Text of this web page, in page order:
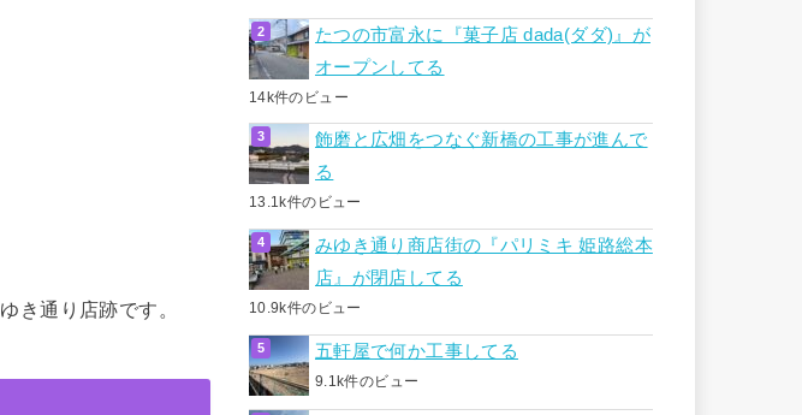
ゆき通り店跡です。
たつの市富永に『菓子店 dada(ダダ)』が
オープンしてる
14k件のビュー
飾磨と広畑をつなぐ新橋の工事が進んで
る
13.1k件のビュー
みゆき通り商店街の『パリミキ 姫路総本
店』が閉店してる
10.9k件のビュー
五軒屋で何か工事してる
9.1k件のビュー